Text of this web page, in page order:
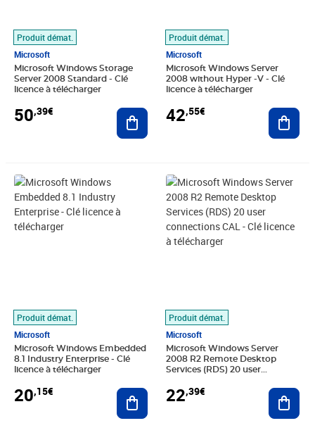
Produit démat.
Microsoft
Microsoft Windows Storage
Server 2008 Standard - Clé
licence à télécharger
50,39€ Ajouter au panier
Produit démat.
Microsoft
Microsoft Windows Server
2008 without Hyper -V - Clé
licence à télécharger
42,55€
Produit démat.
Microsoft
Microsoft Windows Embedded
8.1 Industry Enterprise - Clé
licence à télécharger
20,15€
Prix 20,15€
Ajouter au panier
Produit démat.
Microsoft
Microsoft Windows Server
2008 R2 Remote Desktop
Services (RDS) 20 user
télécharger
22,39€
Prix 22,39€